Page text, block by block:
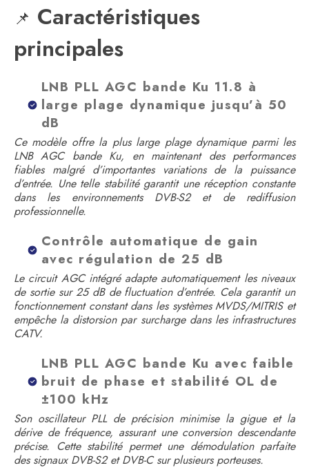
📌 Caractéristiques
principales
LNB PLL AGC bande Ku 11.8 à
large plage dynamique jusqu’à 50
dB
Ce modèle offre la plus large plage dynamique parmi les
LNB AGC bande Ku, en maintenant des performances
fiables malgré d’importantes variations de la puissance
d’entrée. Une telle stabilité garantit une réception constante
dans les environnements DVB-S2 et de rediffusion
professionnelle.
Contrôle automatique de gain
avec régulation de 25 dB
Le circuit AGC intégré adapte automatiquement les niveaux
de sortie sur 25 dB de fluctuation d’entrée. Cela garantit un
fonctionnement constant dans les systèmes MVDS/MITRIS et
empêche la distorsion par surcharge dans les infrastructures
CATV.
LNB PLL AGC bande Ku avec faible
bruit de phase et stabilité OL de
±100 kHz
Son oscillateur PLL de précision minimise la gigue et la
dérive de fréquence, assurant une conversion descendante
précise. Cette stabilité permet une démodulation parfaite
des signaux DVB-S2 et DVB-C sur plusieurs porteuses.